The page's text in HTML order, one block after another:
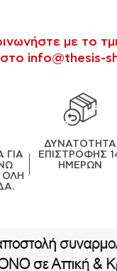
με το
στο info@thesis-
ΓΙΑ
ΟΛΗ
ΔΥΝΑΤΟΤΗΤΑ
ΕΠΙΣΤΡΟΦΗΣ
ΗΜΕΡΩΝ